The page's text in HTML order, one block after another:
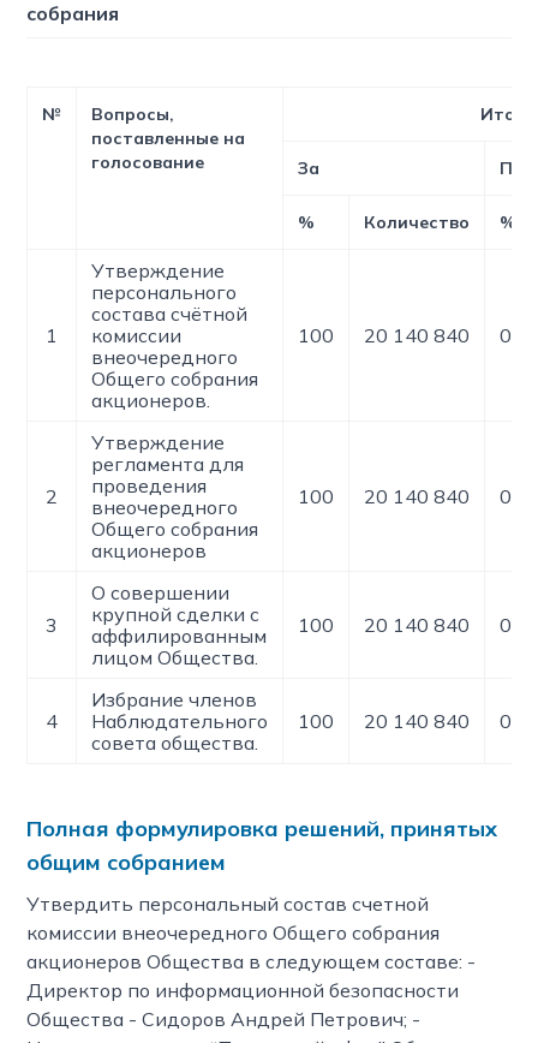
собрания
№
Вопросы,
поставленные на
голосование
Итоги
За
% Количество %
1
Утверждение
персонального
состава счётной
комиссии
внеочередного
Общего собрания
акционеров.
100 20 140 840 0
2
Утверждение
регламента для
проведения
внеочередного
Общего собрания
акционеров
100 20 140 840 0
3
О совершении
крупной сделки с
аффилированным
лицом Общества.
100 20 140 840 0
4
Избрание членов
Наблюдательного
совета общества.
100 20 140 840 0
Полная формулировка решений, принятых
общим собранием
Утвердить персональный состав счетной
комиссии внеочередного Общего собрания
акционеров Общества в следующем составе: -
Директор по информационной безопасности
Общества - Сидоров Андрей Петрович; -